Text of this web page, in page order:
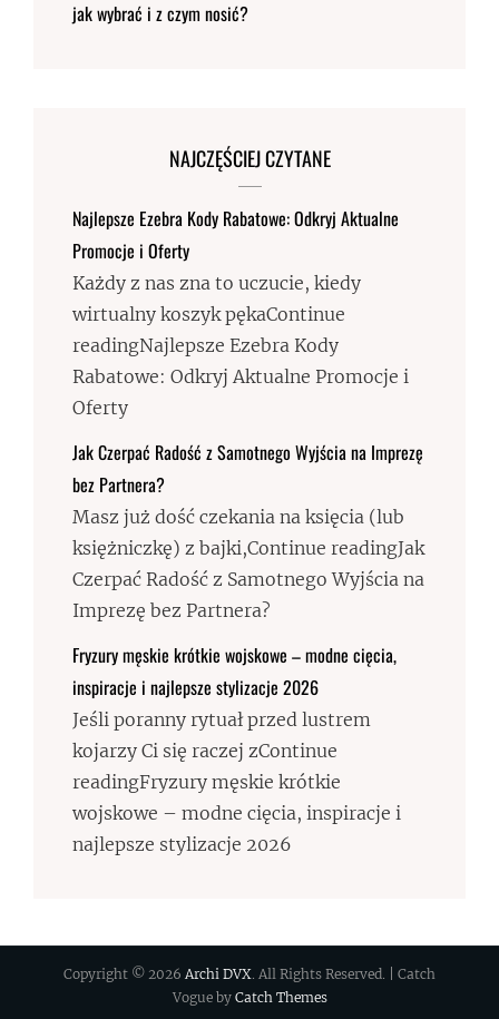
jak wybrać i z czym nosić?
NAJCZĘŚCIEJ CZYTANE
Najlepsze Ezebra Kody Rabatowe: Odkryj Aktualne
Promocje i Oferty
Każdy z nas zna to uczucie, kiedy
wirtualny koszyk pękaContinue
readingNajlepsze Ezebra Kody
Rabatowe: Odkryj Aktualne Promocje i
Oferty
Jak Czerpać Radość z Samotnego Wyjścia na Imprezę
bez Partnera?
Masz już dość czekania na księcia (lub
księżniczkę) z bajki,Continue readingJak
Czerpać Radość z Samotnego Wyjścia na
Imprezę bez Partnera?
Fryzury męskie krótkie wojskowe – modne cięcia,
inspiracje i najlepsze stylizacje 2026
Jeśli poranny rytuał przed lustrem
kojarzy Ci się raczej zContinue
readingFryzury męskie krótkie
wojskowe – modne cięcia, inspiracje i
najlepsze stylizacje 2026
Copyright © 2026 Archi DVX. All Rights Reserved. | Catch
Vogue by Catch Themes